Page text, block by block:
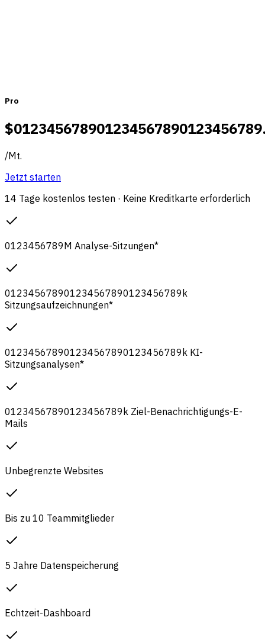
Pro
$012345678901234567890123456789
/Mt.
Jetzt starten
14 Tage kostenlos testen · Keine Kreditkarte erforderlich
0123456789M Analyse-Sitzungen*
012345678901234567890123456789 k
Sitzungsaufzeichnungen*
012345678901234567890123456789 k KI-
Sitzungsanalysen*
01234567890123456789 k Ziel-Benachrichtigungs-E-
Mails
Unbegrenzte Websites
Bis zu 10 Teammitglieder
5 Jahre Datenspeicherung
Echtzeit-Dashboard